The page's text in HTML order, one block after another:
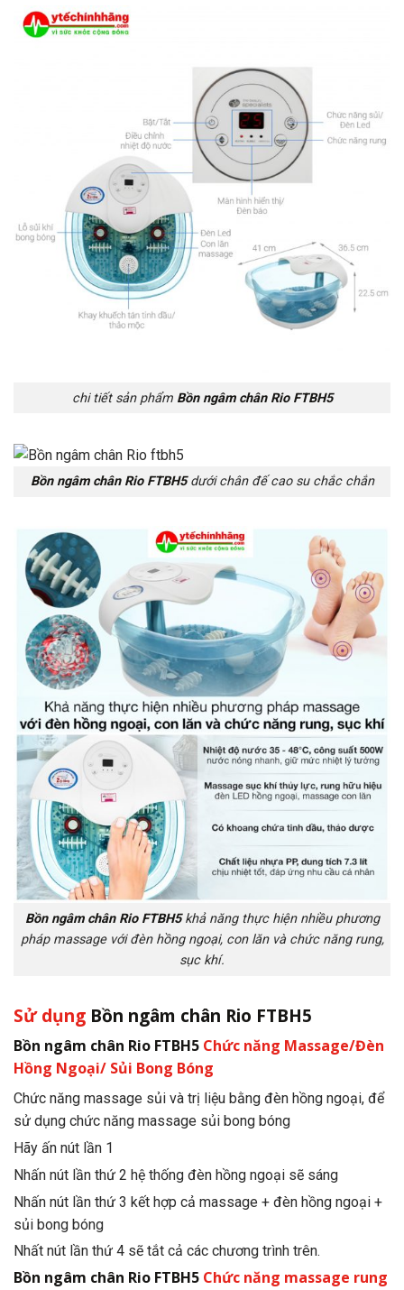
chi tiết sản phẩm Bồn ngâm chân Rio FTBH5
Bồn ngâm chân Rio FTBH5dưới chân đế cao su chắc chắn
Bồn ngâm chân Rio FTBH5khả năng thực hiện nhiều phương
pháp massage với đèn hồng ngoại, con lăn và chức năng rung,
sục khí.
Sử dụng Bồn ngâm chân Rio FTBH5
Bồn ngâm chân Rio FTBH5 Chức năng Massage/Đèn
Hồng Ngoại/ Sủi Bong Bóng
Chức năng massage sủi và trị liệu bằng đèn hồng ngoại, để
sử dụng chức năng massage sủi bong bóng
Hãy ấn nút lần 1
Nhấn nút lần thứ 2 hệ thống đèn hồng ngoại sẽ sáng
Nhấn nút lần thứ 3 kết hợp cả massage + đèn hồng ngoại +
sủi bong bóng
Nhất nút lần thứ 4 sẽ tắt cả các chương trình trên.
Bồn ngâm chân Rio FTBH5 Chức năng massage rung